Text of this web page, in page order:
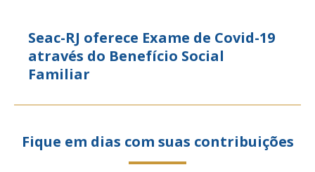
Seac-RJ oferece Exame de Covid-19
através do Benefício Social
Familiar
Fique em dias com suas contribuições